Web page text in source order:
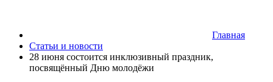
Главная
Статьи и новости
28 июня состоится инклюзивный праздник,
посвящённый Дню молодёжи